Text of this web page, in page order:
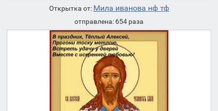
Открытка от: Мила иванова нф тф
отправлена: 654 раза